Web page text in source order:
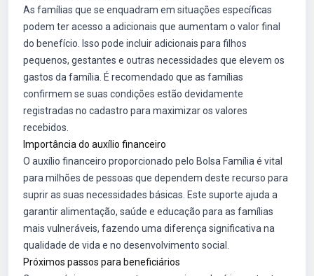
As famílias que se enquadram em situações específicas
podem ter acesso a adicionais que aumentam o valor final
do benefício. Isso pode incluir adicionais para filhos
pequenos, gestantes e outras necessidades que elevem os
gastos da família. É recomendado que as famílias
confirmem se suas condições estão devidamente
registradas no cadastro para maximizar os valores
recebidos.
Importância do auxílio financeiro
O auxílio financeiro proporcionado pelo Bolsa Família é vital
para milhões de pessoas que dependem deste recurso para
suprir as suas necessidades básicas. Este suporte ajuda a
garantir alimentação, saúde e educação para as famílias
mais vulneráveis, fazendo uma diferença significativa na
qualidade de vida e no desenvolvimento social.
Próximos passos para beneficiários